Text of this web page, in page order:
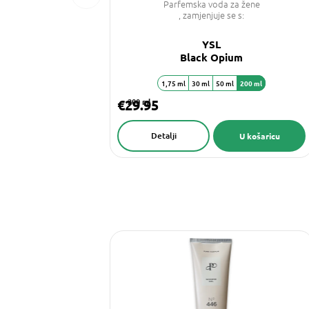
Parfemska voda za žene
, zamjenjuje se s:
YSL
Black Opium
200 ml
€29.95
U košaricu
Detalji
1,75 ml 30 ml 50 ml 200 ml